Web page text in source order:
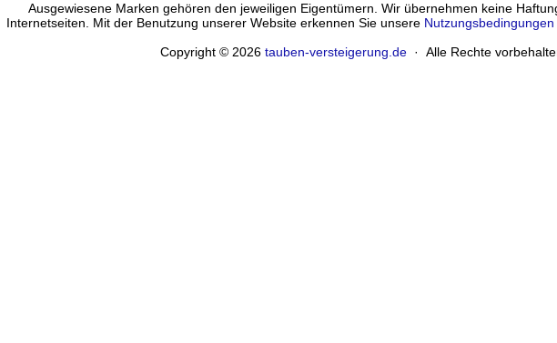
Ausgewiesene Marken gehören den jeweiligen Eigentümern. Wir übernehmen keine
Internetseiten. Mit der Benutzung unserer Website erkennen Sie unsere
Copyright © 2026 tauben-versteigerung.de· Alle Rechte